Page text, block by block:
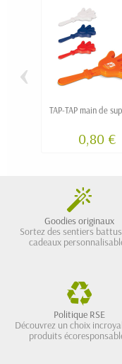
TAP-TAP main de
0,80 €
‹
Goodies originaux
Sortez des sentiers
cadeaux
Politique RSE
Découvrez un choix
produits